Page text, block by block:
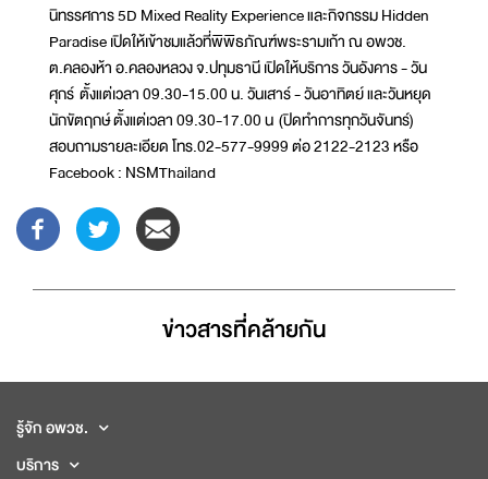
นิทรรศการ 5D Mixed Reality Experience และกิจกรรม Hidden
Paradise เปิดให้เข้าชมแล้วที่พิพิธภัณฑ์พระรามเก้า ณ อพวช.
ต.คลองห้า อ.คลองหลวง จ.ปทุมธานี เปิดให้บริการ วันอังคาร - วัน
ศุกร์ ตั้งแต่เวลา 09.30-15.00 น. วันเสาร์ - วันอาทิตย์ และวันหยุด
นักขัตฤกษ์ ตั้งแต่เวลา 09.30-17.00 น (ปิดทำการทุกวันจันทร์)
สอบถามรายละเอียด โทร.02-577-9999 ต่อ 2122-2123 หรือ
Facebook : NSMThailand
ข่าวสารที่่คล้ายกัน
รู้จัก อพวช.
บริการ